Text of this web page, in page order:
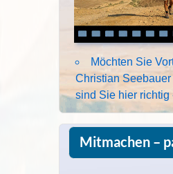
Möchten Sie
Christian
sind Sie hier richtig
Mitmachen –